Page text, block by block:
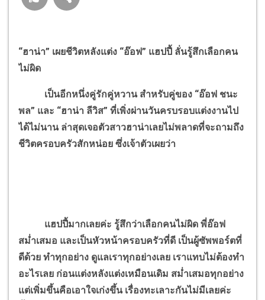
“ฮาน่า” เผยชีวิตหลังแต่ง “อ๊อฟ” แฮปปี้ ลั่นรู้สึกเลือกคน
ไม่ผิด
เป็นอีกหนึ่งคู่รักคู่หวาน สำหรับคู่ของ “อ๊อฟ ชนะ
พล” และ “ฮาน่า ลีวิส” ที่เพิ่งผ่านวันครบรอบแต่งงานไป
ได้ไม่นาน ล่าสุดเจอตัวสาวฮาน่าเลยไม่พลาดที่จะถามถึง
ชีวิตครอบครัวสักหน่อย ซึ่งเจ้าตัวเผยว่า
แฮปปี้มากเลยค่ะ รู้สึกว่าเลือกคนไม่ผิด พี่อ๊อฟ
สม่ำเสมอ และเป็นหัวหน้าครอบครัวที่ดี เป็นผู้ซัพพอร์ตที่
ดีด้วย ทำทุกอย่าง ดูแลเราทุกอย่างเลย เราแทบไม่ต้องทำ
อะไรเลย ก่อนแต่งหลังแต่งเหมือนเดิม สม่ำเสมอทุกอย่าง
แต่เพิ่มขึ้นคือเอาใจเก่งขึ้น เรื่องทะเลาะกันไม่มีเลยค่ะ